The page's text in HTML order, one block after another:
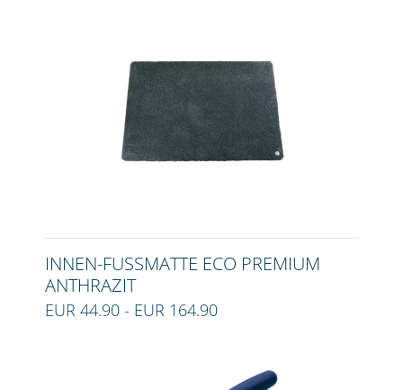
INNEN-FUSSMATTE ECO PREMIUM A
NTHRAZIT
EUR 44.90 - EUR 164.90